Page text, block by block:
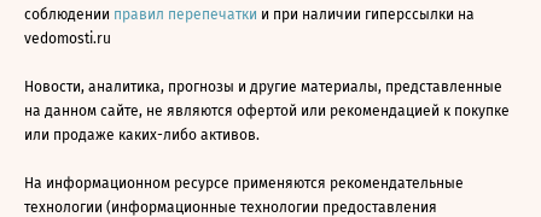
соблюдении правил перепечатки и при наличии гиперссылки на
vedomosti.ru
Новости, аналитика, прогнозы и другие материалы, представленные
на данном сайте, не являются офертой или рекомендацией к покупке
или продаже каких-либо активов.
На информационном ресурсе применяются рекомендательные
технологии (информационные технологии предоставления